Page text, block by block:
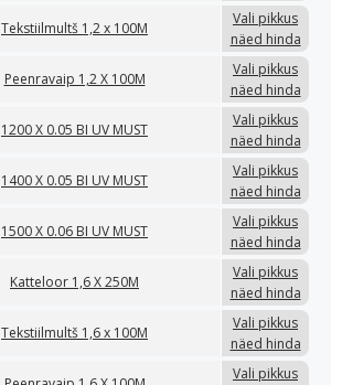
Tekstiilmultš 1,2 x 100M
Vali pikkus
näed hinda
Peenravaip 1,2 X 100M
Vali pikkus
näed hinda
1200 X 0.05 BI UV MUST
Vali pikkus
näed hinda
1400 X 0.05 BI UV MUST
Vali pikkus
näed hinda
1500 X 0.06 BI UV MUST
Vali pikkus
näed hinda
Katteloor 1,6 X 250M
Vali pikkus
näed hinda
Tekstiilmultš 1,6 x 100M
Vali pikkus
näed hinda
Vali pikkus